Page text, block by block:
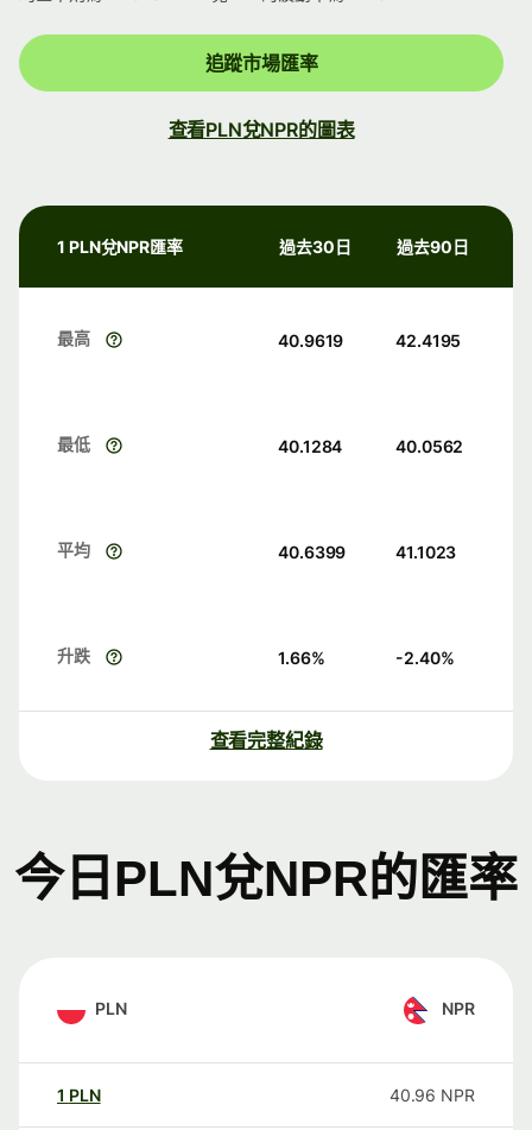
追蹤市場匯率
查看PLN兌NPR的圖表
1 PLN兌NPR匯率 過去30日 過去90日
最高 40.9619 42.4195
最低 40.1284 40.0562
平均 40.6399 41.1023
升跌 1.66% -2.40%
查看完整紀錄
今日PLN兌NPR的匯率
PLN NPR
1 PLN 40.96 NPR